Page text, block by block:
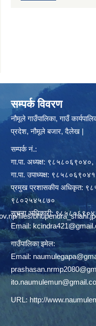
files/
सम्पर्क विवरण
नौमूले गाउँपालिका, गाउँ
प्रदेश, नौमूले बजार, दैलेख |
सम्पर्क नं.:
गा.पा. अध्यक्ष:
गा.पा. उपाध्यक्ष:
प्रमुख प्रशासकीय अधिकृत:
९८०२५४५८७०
सूचना अधिकारी:
Email:
गाउँपालिका इमेल:
Email:
URL:http://